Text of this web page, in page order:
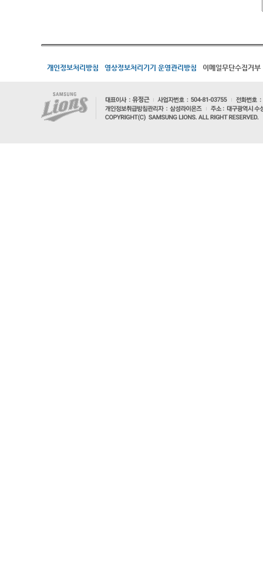
개인정보처리방침 영상정보처리기기 운영관리방침 이메일무단수집거부